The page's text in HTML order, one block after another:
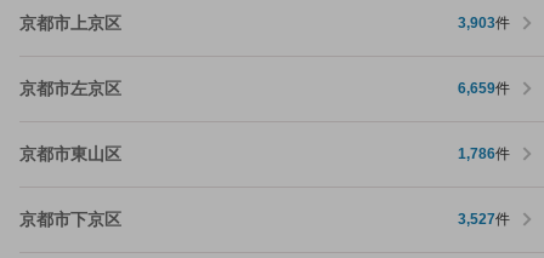
京都市上京区 3,903件
京都市左京区 6,659件
京都市東山区 1,786件
京都市下京区 3,527件